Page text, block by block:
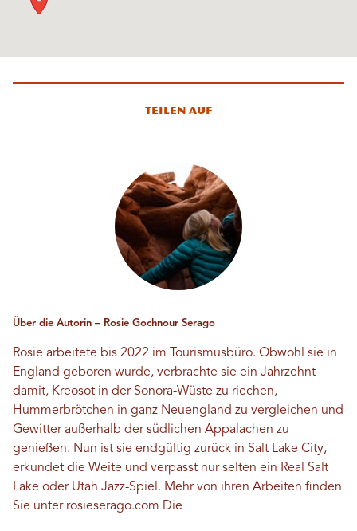
Teilen auf
Über die Autorin – Rosie Gochnour Serago
Rosie arbeitete bis 2022 im Tourismusbüro. Obwohl sie in
England geboren wurde, verbrachte sie ein Jahrzehnt
damit, Kreosot in der Sonora-Wüste zu riechen,
Hummerbrötchen in ganz Neuengland zu vergleichen und
Gewitter außerhalb der südlichen Appalachen zu
genießen. Nun ist sie endgültig zurück in Salt Lake City,
erkundet die Weite und verpasst nur selten ein Real Salt
Lake oder Utah Jazz-Spiel. Mehr von ihren Arbeiten finden
Sie unter rosieserago.com Die